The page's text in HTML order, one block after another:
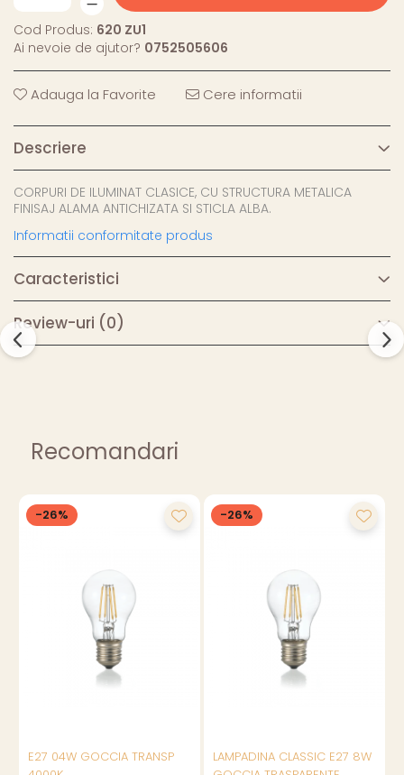
Cod Produs: 620 ZU1
Ai nevoie de ajutor? 0752505606
Adauga la Favorite Cere informatii
Descriere
CORPURI DE ILUMINAT CLASICE, CU STRUCTURA METALICA
FINISAJ ALAMA ANTICHIZATA SI STICLA ALBA.
Informatii conformitate produs
Caracteristici
Review-uri (0)
Recomandari
-26%
E27 04W GOCCIA TRANSP
-26%
LAMPADINA CLASSIC E27 8W